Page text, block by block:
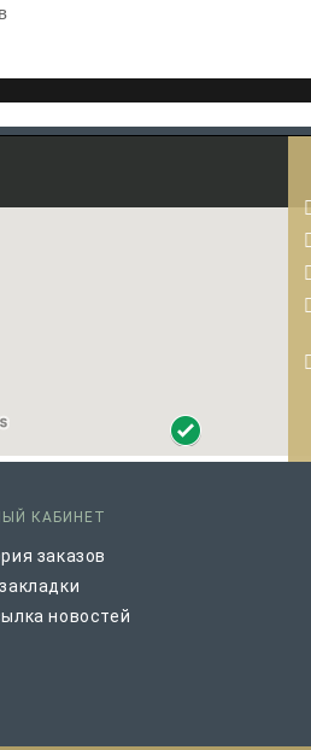
КАБИНЕТ
заказов
новостей